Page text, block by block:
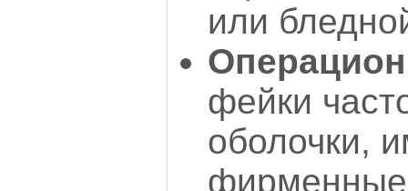
или
фейки
оболочки,